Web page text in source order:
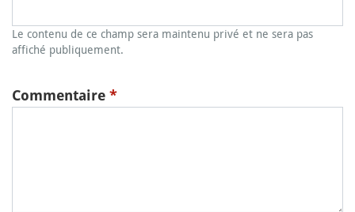
Le contenu de ce champ sera maintenu privé et ne sera pas
affiché publiquement.
Commentaire *